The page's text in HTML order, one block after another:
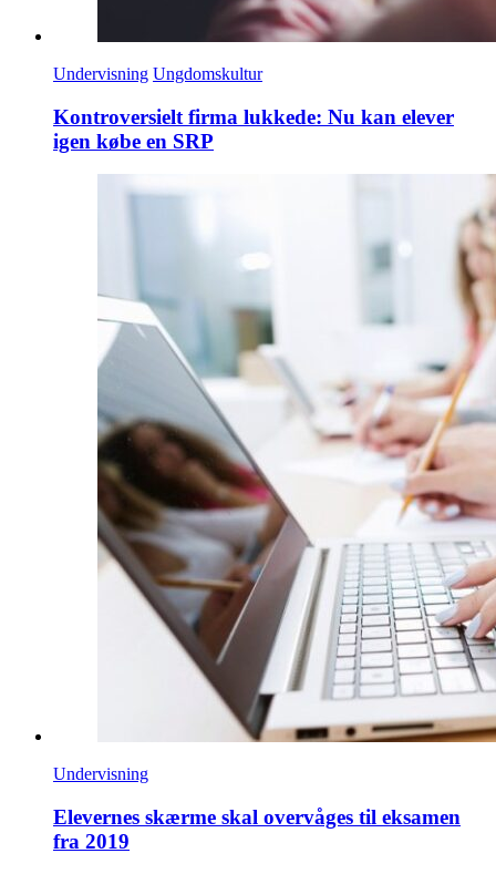
Undervisning Ungdomskultur
Kontroversielt firma lukkede: Nu kan elever
igen købe en SRP
Undervisning
Elevernes skærme skal overvåges til eksamen
fra 2019